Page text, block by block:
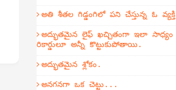
అతి శీతల గిడ్డంగిలో పని చేస్తున్న ఓ
అద్భుతమైన లైఫ్ ఖచ్చితంగా ఇలా
రికార్డులూ అన్నీ కొట్టుకుపోతాయి.
అద్భుతమైన శ్లోకం.
అనగనగా ఒక చెట్టు...